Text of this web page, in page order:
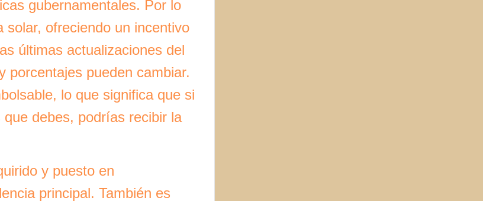
gubernamentales. Por lo
ofreciendo un incentivo
últimas actualizaciones del
porcentajes pueden cambiar.
lo que significa que si
debes, podrías recibir la
y puesto en
principal. También es